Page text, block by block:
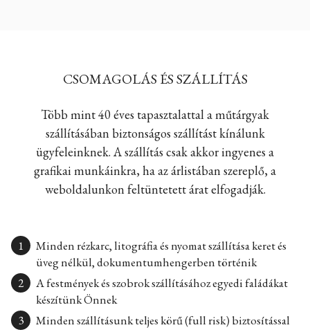
CSOMAGOLÁS ÉS SZÁLLÍTÁS
Több mint 40 éves tapasztalattal a műtárgyak
szállításában biztonságos szállítást kínálunk
ügyfeleinknek. A szállítás csak akkor ingyenes a
grafikai munkáinkra, ha az árlistában szereplő, a
weboldalunkon feltüntetett árat elfogadják.
Minden rézkarc, litográfia és nyomat szállítása keret és
üveg nélkül, dokumentumhengerben történik
A festmények és szobrok szállításához egyedi faládákat
készítünk Önnek
Minden szállításunk teljes körű (full risk) biztosítással